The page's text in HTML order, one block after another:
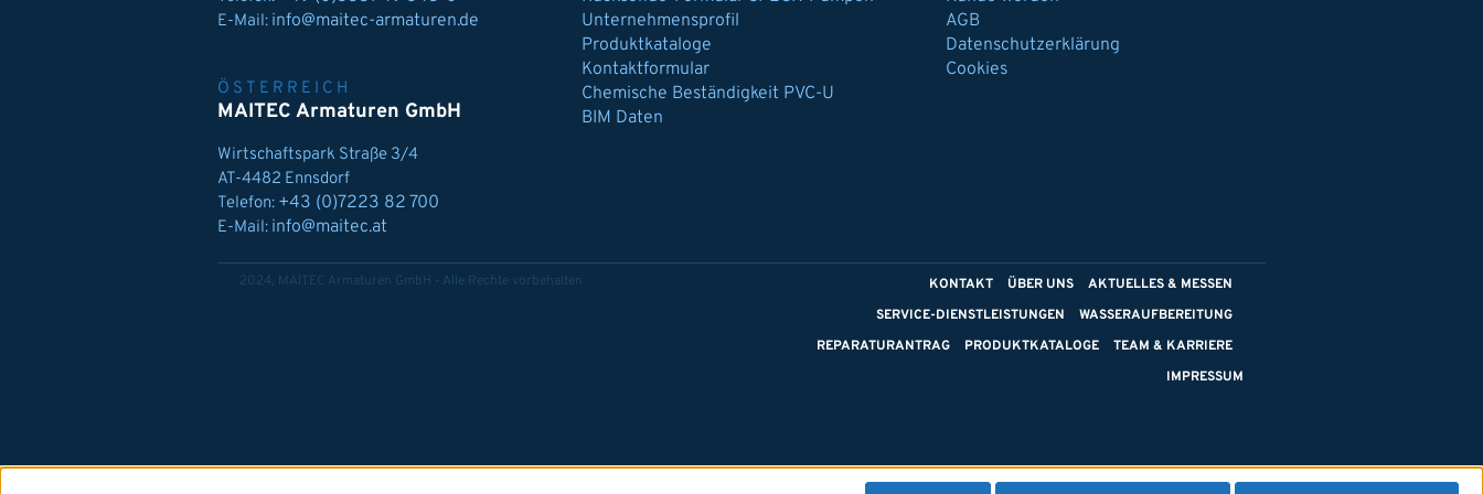
E-Mail: info@maitec-armaturen.de
ÖSTERREICH
MAITEC Armaturen GmbH
Wirtschaftspark Straße 3/4
AT-4482 Ennsdorf
Telefon: +43 (0)7223 82 700
E-Mail: info@maitec.at
Unternehmensprofil
Produktkataloge
Kontaktformular
Chemische Beständigkeit PVC-U
BIM Daten
AGB
Datenschutzerklärung
Cookies
2024, MAITEC Armaturen GmbH - Alle Rechte vorbehalten KONTAKT ÜBER UNS
AKTUELLES & MESSEN
SERVICE-DIENSTLEISTUNGEN
WASSERAUFBEREITUNG
REPARATURANTRAG
PRODUKTKATALOGE
TEAM & KARRIERE
IMPRESSUM